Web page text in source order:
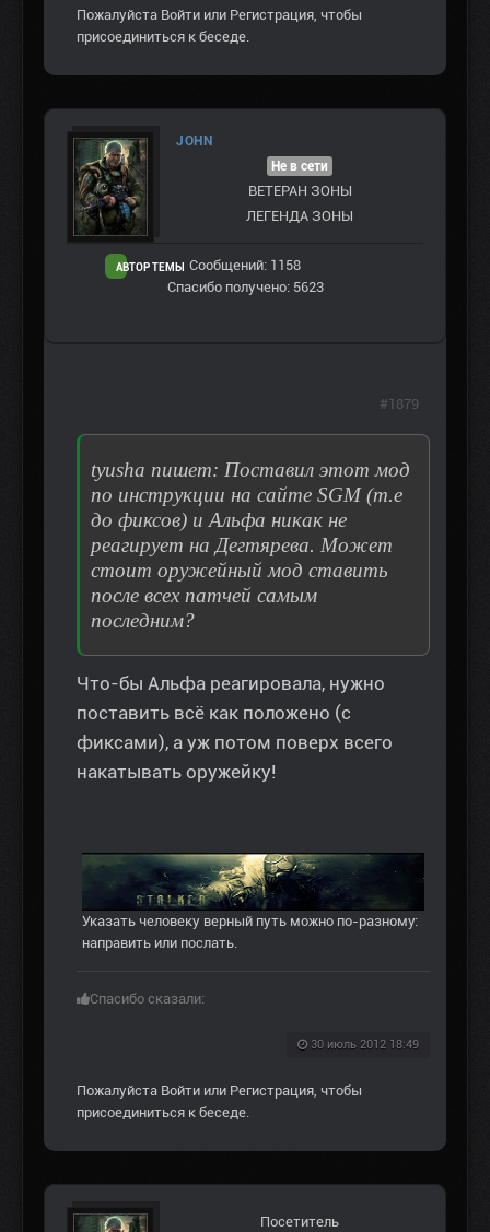
Пожалуйста Войти или Регистрация , чтобы
присоединиться к беседе.
JOHN
АВТОР ТЕМЫ
Не в сети
ВЕТЕРАН ЗOНЫ
ЛЕГЕНДА ЗОНЫ
Сообщений: 1158
Спасибо получено: 5623
tyusha пишет: Поставил этот мод
по инструкции на сайте SGM (т.е
до фиксов) и Альфа никак не
реагирует на Дегтярева. Может
стоит оружейный мод ставить
после всех патчей самым
последним?
Что-бы Альфа реагировала, нужно
поставить всё как положено (с
фиксами), а уж потом поверх всего
накатывать оружейку!
Указать человеку верный путь можно по-разному:
направить или послать.
Спасибо сказали:
30 июль 2012 18:49
#1879
Пожалуйста Войти или Регистрация, чтобы
присоединиться к беседе.
Посетитель